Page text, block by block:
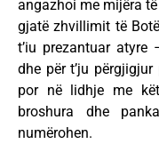
angazhoi me mijëra
gjatë zhvillimit të
t’iu prezantuar
dhe për t’ju
por në lidhje me
broshura dhe
numërohen.